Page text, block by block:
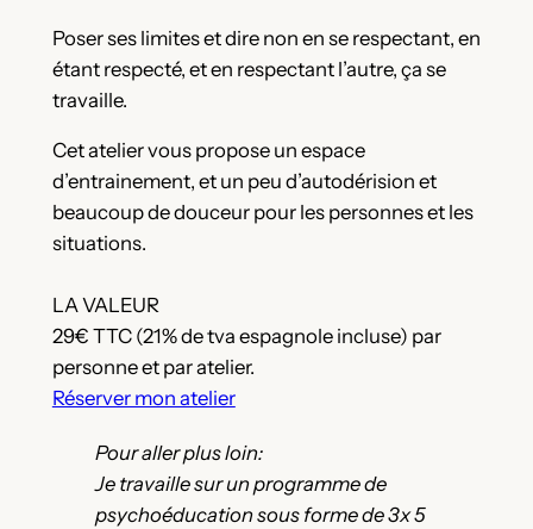
Poser ses limites et dire non en se respectant, en
étant respecté, et en respectant l’autre, ça se
travaille.
Cet atelier vous propose un espace
d’entrainement, et un peu d’autodérision et
beaucoup de douceur pour les personnes et les
situations.
LA VALEUR
29€ TTC (21% de tva espagnole incluse) par
personne et par atelier.
Réserver mon atelier
Pour aller plus loin:
Je travaille sur un programme de
psychoéducation sous forme de 3x 5